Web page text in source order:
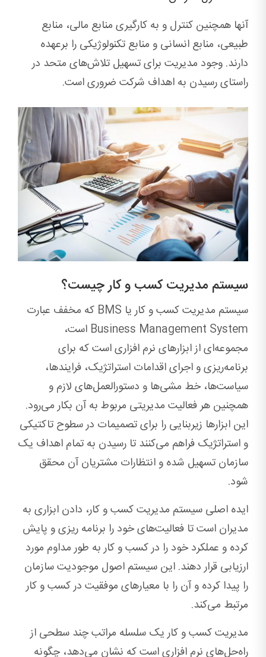
آنها همچنین کنترل و به کارگیری منابع مالی، منابع
طبیعی، منابع انسانی و منابع تکنولوژیکی را برعهده
دارند. وجود مدیریت برای تسهیل تلاش‌های متحد در
راستای رسیدن به اهداف شرکت ضروری است.
سیستم مدیریت کسب و کار چیست؟
سیستم مدیریت کسب و کار یا BMS که مخفف عبارت
Business Management System است،
مجموعه‌ای از ابزارهای نرم افزاری است که برای
برنامه‌ریزی و اجرای اقدامات استراتژیک، فرایندها،
سیاست‌ها، خط مشی‌ها و دستورالعمل‌های لازم و
همچنین هر فعالیت مدیریتی مربوط به آن بکار می‌رود.
این ابزارها زیربنایی را برای تصمیمات در سطوح تاکتیکی
و استراتژیک فراهم می‌کنند تا رسیدن به تمام اهداف یک
سازمان تسهیل شده و انتظارات مشتریان آن محقق
شود.
ایده اصلی سیستم مدیریت کسب و کار، دادن ابزاری به
مدیران است تا فعالیت‌های خود را برنامه ریزی و پایش
کرده و عملکرد خود را در کسب و کار به طور مداوم مورد
ارزیابی قرار دهند. این سیستم اصول موجودیت سازمان
را پیدا کرده و آن را با معیارهای موفقیت در کسب و کار
مرتبط می‌کند.
مدیریت کسب و کار یک سلسله مراتب چند سطحی از
راه‌حل‌های نرم افزاری است که نشان می‌دهد، چگونه